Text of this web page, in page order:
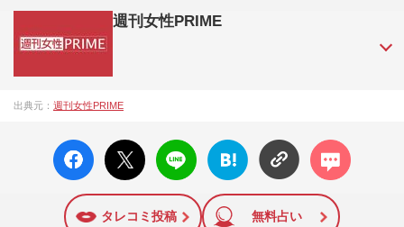
週刊女性PRIME
成27年）1月に開設された主婦と生活社が運営する日本のニュ
陣の執筆記事を配信するほか、女性週刊誌『週刊女性』の誌
面に掲載された記事から、インターネット利用者層にとって
特に関心の高い題材の記事を、WEB向けにリライトして配信
しています！
出典元： 週刊女性PRIME
facebo
ok い
X ポス
ト
LINE
はてな
ブック
に追加
コメン
ト
タレコミ投稿 無料占い